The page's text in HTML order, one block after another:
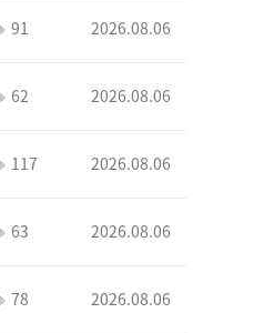
91 2026.08.06
62 2026.08.06
117 2026.08.06
63 2026.08.06
78 2026.08.06